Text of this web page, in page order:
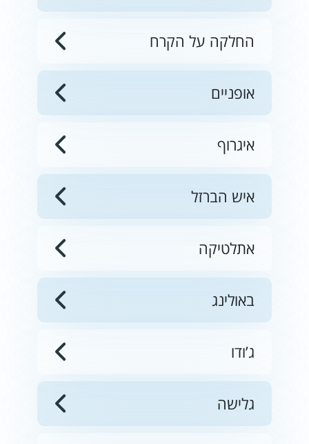
החלקה על הקרח
אופניים
איגרוף
איש הברזל
אתלטיקה
באולינג
ג’ודו
גלישה